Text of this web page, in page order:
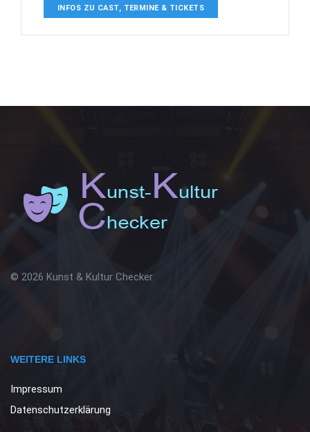
INFOS ZU CAST, TERMINE & TICKETS
© 2026 Kunst & Kultur Checker
WEITERE LINKS
Impressum
Datenschutzerklärung